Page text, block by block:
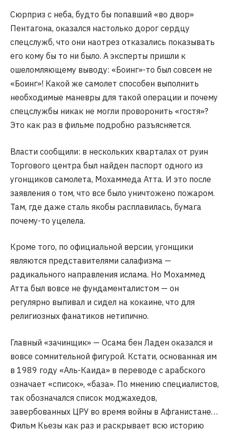
Сюрприз с неба, будто бы попавший «во двор»
Пентагона, оказался настолько дорог сердцу
спецслужб, что они наотрез отказались показывать
его кому бы то ни было. А эксперты пришли к
ошеломляющему выводу: «Боинг»-то был совсем не
«Боинг»! Какой же самолет способен выполнить
необходимые маневры для такой операции и почему
спецслужбы никак не могли проворонить «гостя»?
Это как раз в фильме подробно разъясняется.
Власти сообщили: в нескольких кварталах от руин
Торгового центра был найден паспорт одного из
угонщиков самолета, Мохаммеда Атта. И это после
заявления о том, что все было уничтожено пожаром.
Там, где даже сталь якобы расплавилась, бумага
почему-то уцелела.
Кроме того, по официальной версии, угонщики
являются представителями салафизма —
радикального направления ислама. Но Мохаммед
Атта был вовсе не фундаменталистом — он
регулярно выпивал и сидел на кокаине, что для
религиозных фанатиков нетипично.
Главный «зачинщик» — Осама бен Ладен оказался и
вовсе сомнительной фигурой. Кстати, основанная им
в 1989 году «Аль-Каида» в переводе с арабского
означает «список», «база». По мнению специалистов,
так обозначался список моджахедов,
завербованных ЦРУ во время войны в Афганистане…
Фильм Кьезы как раз и раскрывает всю историю